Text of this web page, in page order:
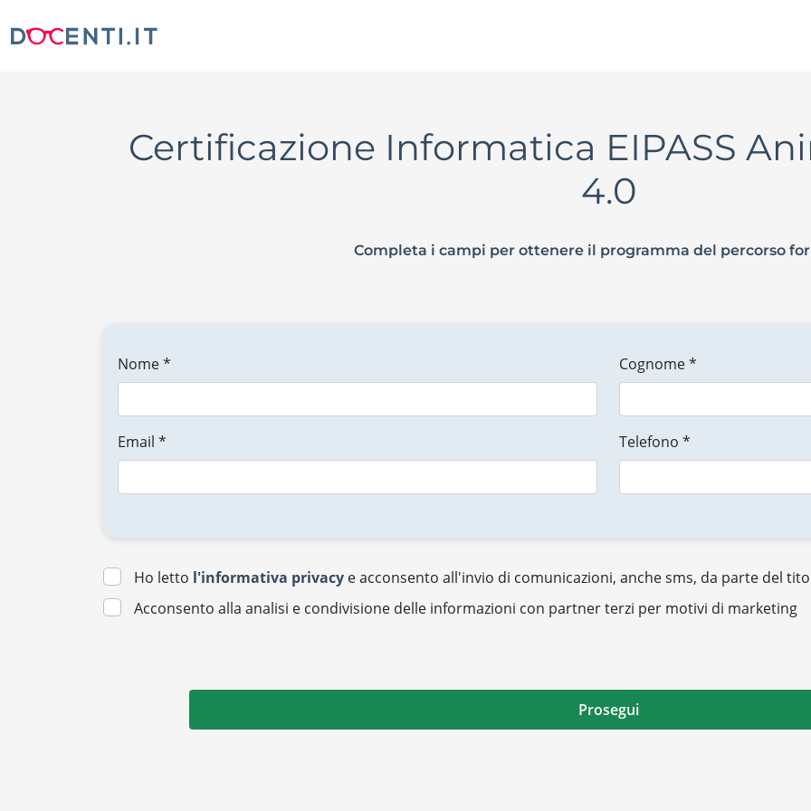
Certificazione Informatica EIPASS
4.0
Completa i campi per ottenere il programma del percorso
Nome * Cognome *
Email * Telefono *
Ho letto l'informativa privacy e acconsento all'invio di comunicazioni, anche sms, da parte del
Acconsento alla analisi e condivisione delle informazioni con partner terzi per motivi di marketing